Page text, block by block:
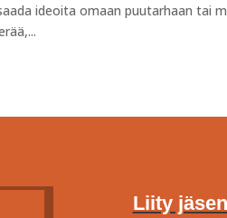
ideoita omaan puutarhaan tai
Liity